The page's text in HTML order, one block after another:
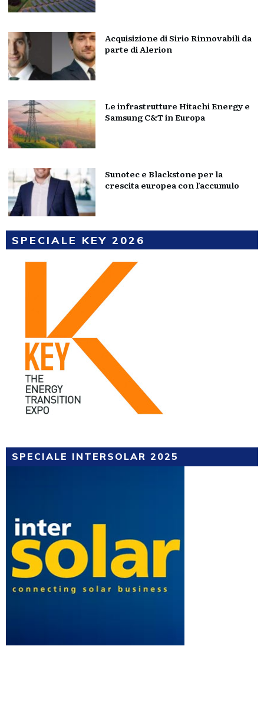
Acquisizione di Sirio Rinnovabili da
parte di Alerion
Le infrastrutture Hitachi Energy e
Samsung C&T in Europa
Sunotec e Blackstone per la
crescita europea con l’accumulo
SPECIALE KEY 2026
SPECIALE INTERSOLAR 2025